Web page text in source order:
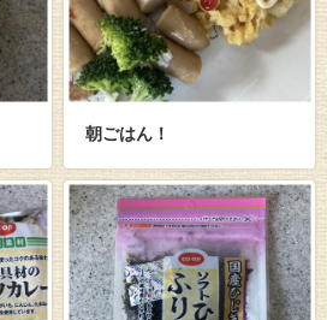
朝ごはん！